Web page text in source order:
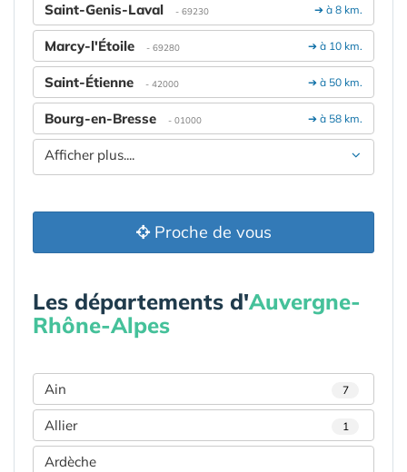
➔ à 8 km.
Saint-Genis-Laval - 69230
➔ à 10 km.
Marcy-l'Étoile - 69280
➔ à 50 km.
Saint-Étienne - 42000
➔ à 58 km.
Bourg-en-Bresse - 01000
Afficher plus....
Proche de vous
Les départements d'Auvergne-
Rhône-Alpes
Ain 7
Allier 1
Ardèche